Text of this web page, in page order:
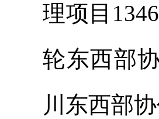
理项目
轮东西部
川东西部